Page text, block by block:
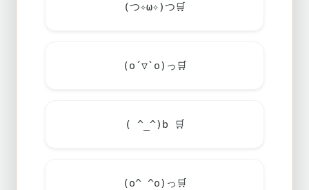
(つ✧ω✧)つ🛒
(o´▽`o)っ 🛒
( ^_^)b 🛒
(o^ ^o)っ 🛒